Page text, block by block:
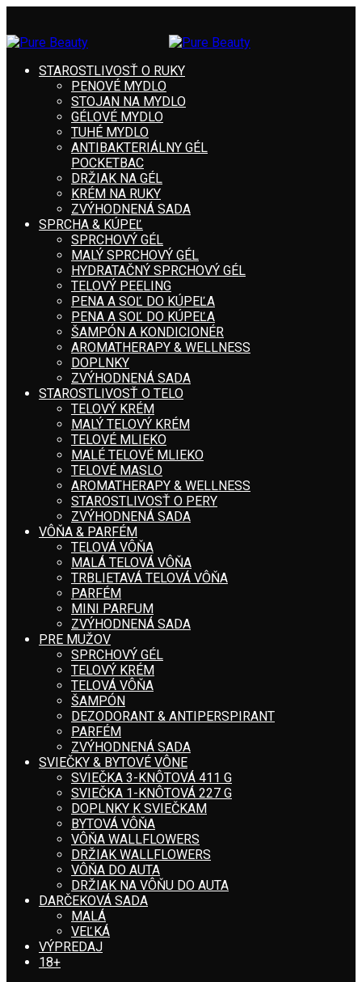
STAROSTLIVOSŤ O RUKY
PENOVÉ MYDLO
STOJAN NA MYDLO
GÉLOVÉ MYDLO
TUHÉ MYDLO
ANTIBAKTERIÁLNY GÉL
POCKETBAC
DRŽIAK NA GÉL
KRÉM NA RUKY
ZVÝHODNENÁ SADA
SPRCHA & KÚPEĽ
SPRCHOVÝ GÉL
MALÝ SPRCHOVÝ GÉL
HYDRATAČNÝ SPRCHOVÝ GÉL
TELOVÝ PEELING
PENA A SOĽ DO KÚPEĽA
PENA A SOĽ DO KÚPEĽA
ŠAMPÓN A KONDICIONÉR
AROMATHERAPY & WELLNESS
DOPLNKY
ZVÝHODNENÁ SADA
STAROSTLIVOSŤ O TELO
TELOVÝ KRÉM
MALÝ TELOVÝ KRÉM
TELOVÉ MLIEKO
MALÉ TELOVÉ MLIEKO
TELOVÉ MASLO
AROMATHERAPY & WELLNESS
STAROSTLIVOSŤ O PERY
ZVÝHODNENÁ SADA
VÔŇA & PARFÉM
TELOVÁ VÔŇA
MALÁ TELOVÁ VÔŇA
TRBLIETAVÁ TELOVÁ VÔŇA
PARFÉM
MINI PARFUM
ZVÝHODNENÁ SADA
PRE MUŽOV
SPRCHOVÝ GÉL
TELOVÝ KRÉM
TELOVÁ VÔŇA
ŠAMPÓN
DEZODORANT & ANTIPERSPIRANT
PARFÉM
ZVÝHODNENÁ SADA
SVIEČKY & BYTOVÉ VÔNE
SVIEČKA 3-KNÔTOVÁ 411 G
SVIEČKA 1-KNÔTOVÁ 227 G
DOPLNKY K SVIEČKAM
BYTOVÁ VÔŇA
VÔŇA WALLFLOWERS
DRŽIAK WALLFLOWERS
VÔŇA DO AUTA
DRŽIAK NA VÔŇU DO AUTA
DARČEKOVÁ SADA
MALÁ
VEĽKÁ
VÝPREDAJ
18+